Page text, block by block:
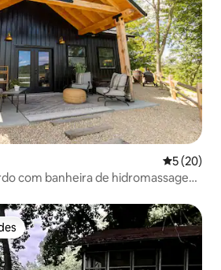
5 de uma
5 (20)
com banheira de hidromassagem